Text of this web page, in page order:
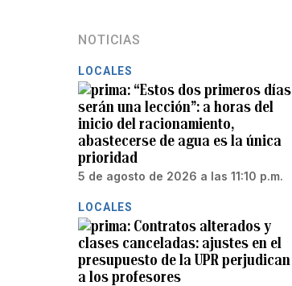
NOTICIAS
LOCALES
“Estos dos primeros días
serán una lección”: a horas del
inicio del racionamiento,
abastecerse de agua es la única
prioridad
5 de agosto de 2026 a las 11:10 p.m.
LOCALES
Contratos alterados y
clases canceladas: ajustes en el
presupuesto de la UPR perjudican
a los profesores